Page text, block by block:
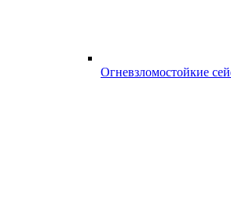
Огневзломостойкие